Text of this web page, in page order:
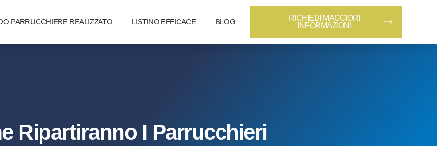
PARRUCCHIERE REALIZZATO LISTINO EFFICACE BLOG
RICHIEDI MAGGIORI
INFORMAZIONI
Ripartiranno I Parrucchieri